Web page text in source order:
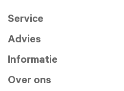
Service
Advies
Informatie
Over ons